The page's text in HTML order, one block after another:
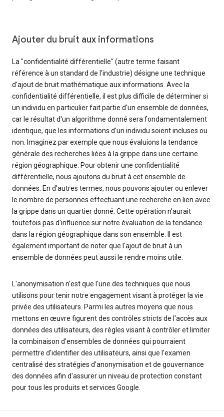
Ajouter du bruit aux informations
La "confidentialité différentielle" (autre terme faisant
référence à un standard de l'industrie) désigne une technique
d'ajout de bruit mathématique aux informations. Avec la
confidentialité différentielle, il est plus difficile de déterminer si
un individu en particulier fait partie d'un ensemble de données,
car le résultat d'un algorithme donné sera fondamentalement
identique, que les informations d'un individu soient incluses ou
non. Imaginez par exemple que nous évaluions la tendance
générale des recherches liées à la grippe dans une certaine
région géographique. Pour obtenir une confidentialité
différentielle, nous ajoutons du bruit à cet ensemble de
données. En d'autres termes, nous pouvons ajouter ou enlever
le nombre de personnes effectuant une recherche en lien avec
la grippe dans un quartier donné. Cette opération n'aurait
toutefois pas d'influence sur notre évaluation de la tendance
dans la région géographique dans son ensemble. Il est
également important de noter que l'ajout de bruit à un
ensemble de données peut aussi le rendre moins utile.
L'anonymisation n'est que l'une des techniques que nous
utilisons pour tenir notre engagement visant à protéger la vie
privée des utilisateurs. Parmi les autres moyens que nous
mettons en œuvre figurent des contrôles stricts de l'accès aux
données des utilisateurs, des règles visant à contrôler et limiter
la combinaison d'ensembles de données qui pourraient
permettre d'identifier des utilisateurs, ainsi que l'examen
centralisé des stratégies d'anonymisation et de gouvernance
des données afin d'assurer un niveau de protection constant
pour tous les produits et services Google.